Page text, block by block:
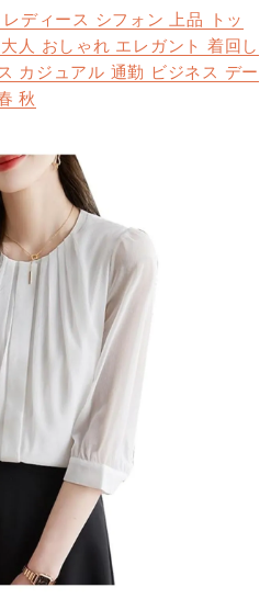
ディース シフォン 上品 トッ
人 おしゃれ エレガント 着回し
カジュアル 通勤 ビジネス デー
秋